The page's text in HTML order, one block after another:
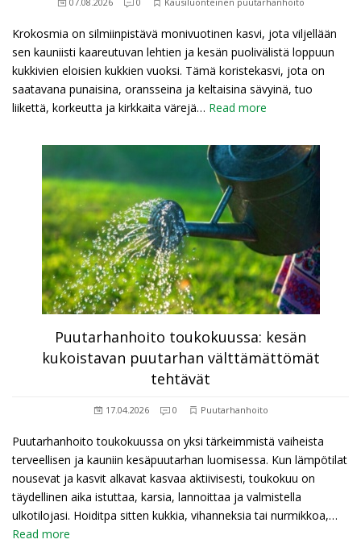
Krokosmia on silmiinpistävä monivuotinen kasvi, jota viljellään
sen kauniisti kaareutuvan lehtien ja kesän puolivälistä loppuun
kukkivien eloisien kukkien vuoksi. Tämä koristekasvi, jota on
saatavana punaisina, oransseina ja keltaisina sävyinä, tuo
liikettä, korkeutta ja kirkkaita värejä… Read more
Puutarhanhoito toukokuussa: kesän
kukoistavan puutarhan välttämättömät
tehtävät
17.04.2026 0 Puutarhanhoito
Puutarhanhoito toukokuussa on yksi tärkeimmistä vaiheista
terveellisen ja kauniin kesäpuutarhan luomisessa. Kun lämpötilat
nousevat ja kasvit alkavat kasvaa aktiivisesti, toukokuu on
täydellinen aika istuttaa, karsia, lannoittaa ja valmistella
ulkotilojasi. Hoiditpa sitten kukkia, vihanneksia tai nurmikkoa,…
Read more